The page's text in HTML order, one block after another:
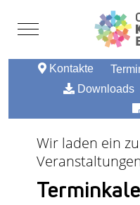
Mobile Menu Toggle
Kontakte
Downloads
Wir laden ein